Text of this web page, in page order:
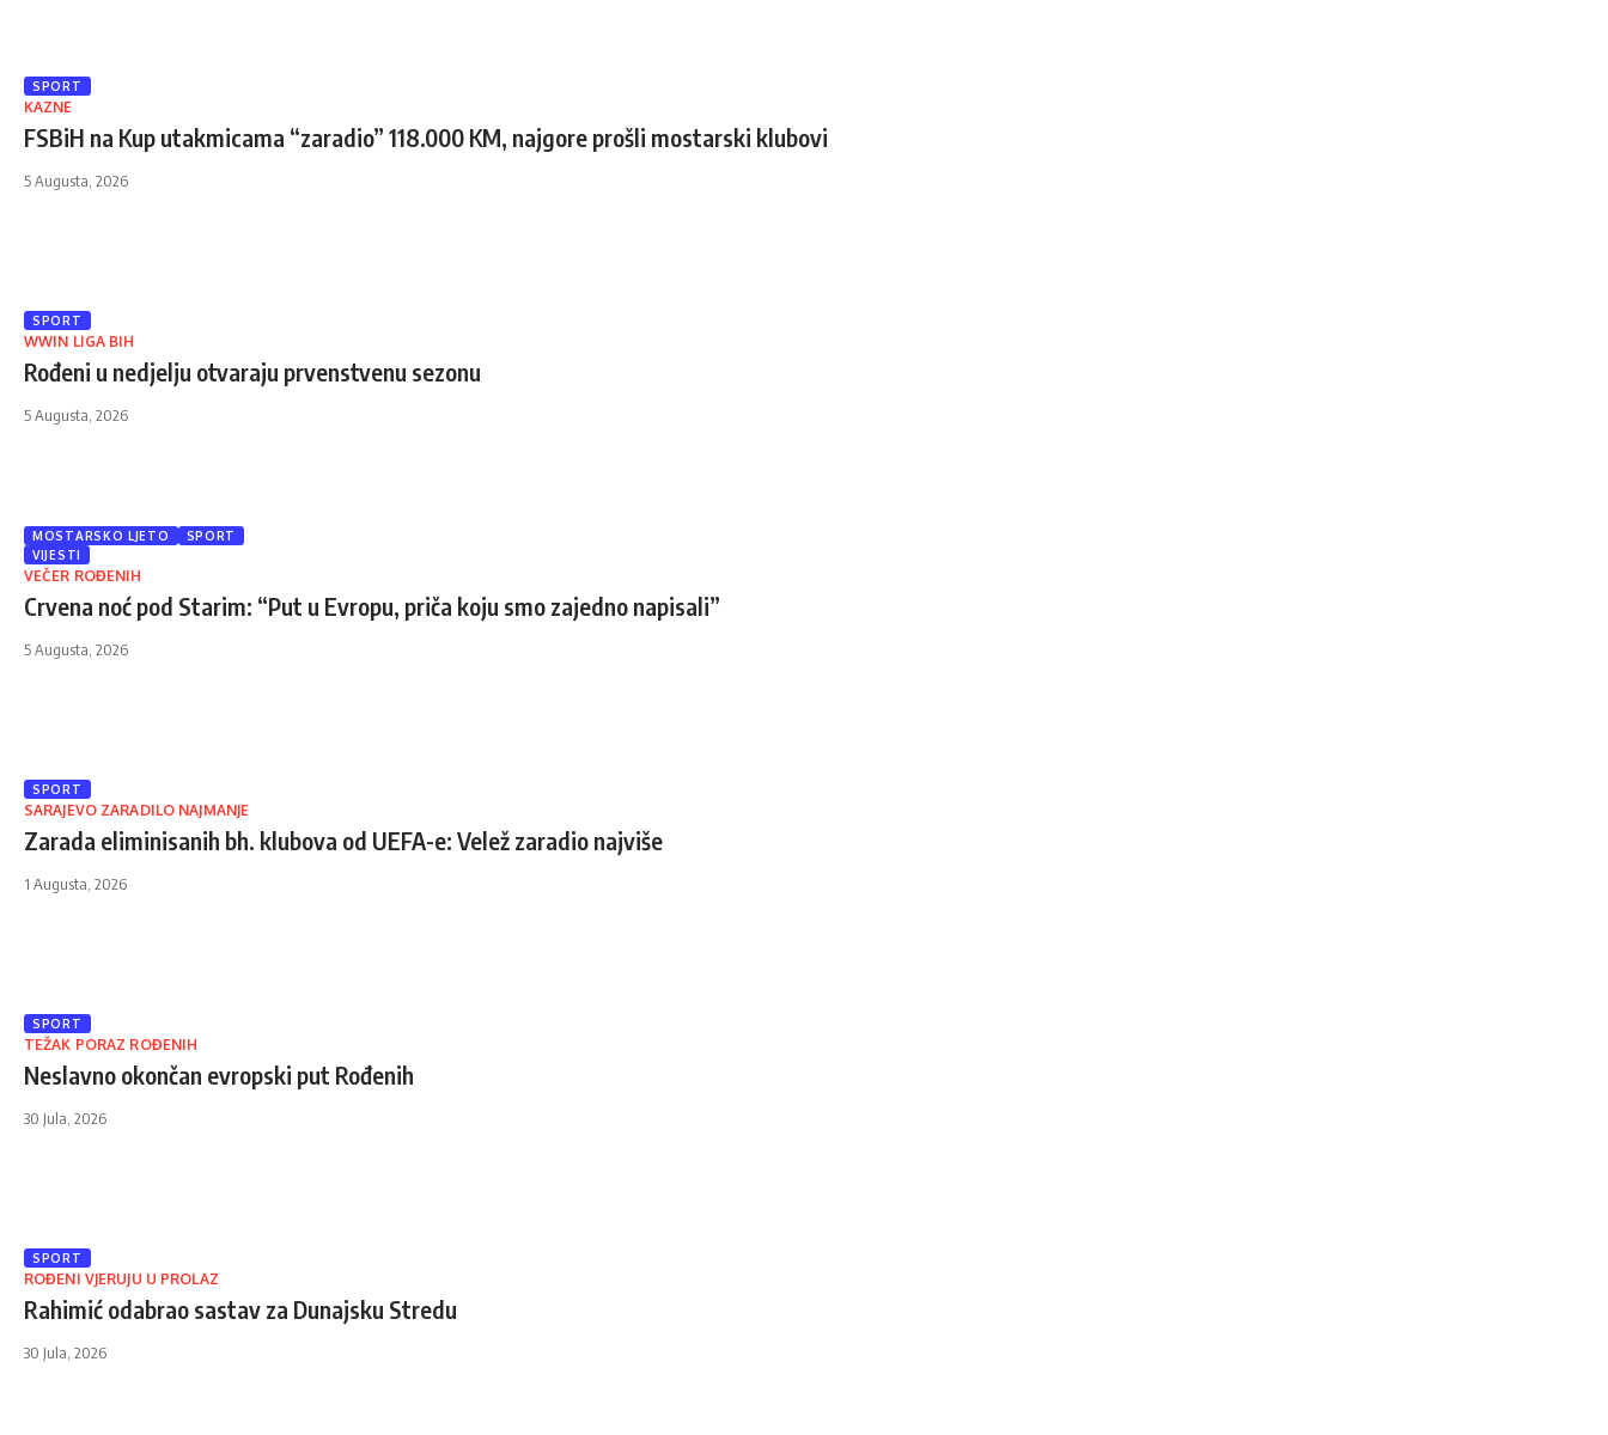
SPORT
KAZNE
FSBiH na Kup utakmicama “zaradio” 118.000 KM, najgore prošli mostarski klubovi
5 Augusta, 2026
SPORT
WWIN LIGA BIH
Rođeni u nedjelju otvaraju prvenstvenu sezonu
5 Augusta, 2026
MOSTARSKO LJETO
SPORT
VIJESTI
VEČER ROĐENIH
Crvena noć pod Starim: “Put u Evropu, priča koju smo zajedno napisali”
5 Augusta, 2026
SPORT
SARAJEVO ZARADILO NAJMANJE
Zarada eliminisanih bh. klubova od UEFA-e: Velež zaradio najviše
1 Augusta, 2026
SPORT
TEŽAK PORAZ ROĐENIH
Neslavno okončan evropski put Rođenih
30 Jula, 2026
SPORT
ROĐENI VJERUJU U PROLAZ
Rahimić odabrao sastav za Dunajsku Stredu
30 Jula, 2026